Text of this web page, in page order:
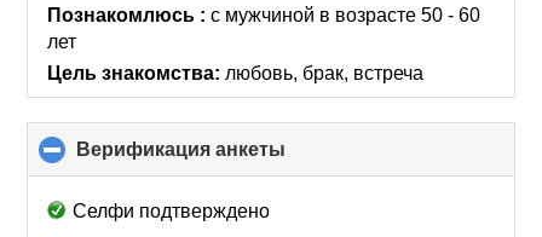
collapse
Познакомлюсь :с мужчиной в возрасте 50 - 60
лет
Цель знакомства: любовь, брак, встреча
Верификация анкеты
to
Селфи подтверждено